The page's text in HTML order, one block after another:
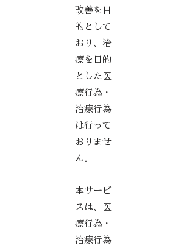
改善を目
的として
おり、治
療を目的
とした医
療行為・
治療行為
は行って
おりませ
ん。
本サービ
スは、医
療行為・
治療行為